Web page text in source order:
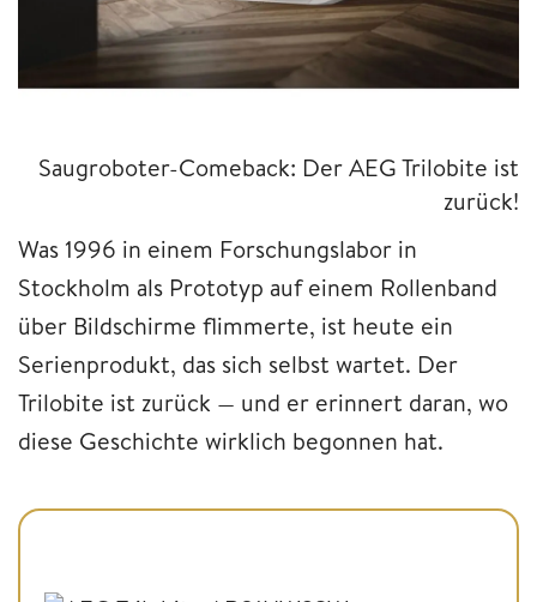
Saugroboter-Comeback: Der AEG Trilobite ist
zurück!
Was 1996 in einem Forschungslabor in
Stockholm als Prototyp auf einem Rollenband
über Bildschirme flimmerte, ist heute ein
Serienprodukt, das sich selbst wartet. Der
Trilobite ist zurück — und er erinnert daran, wo
diese Geschichte wirklich begonnen hat.